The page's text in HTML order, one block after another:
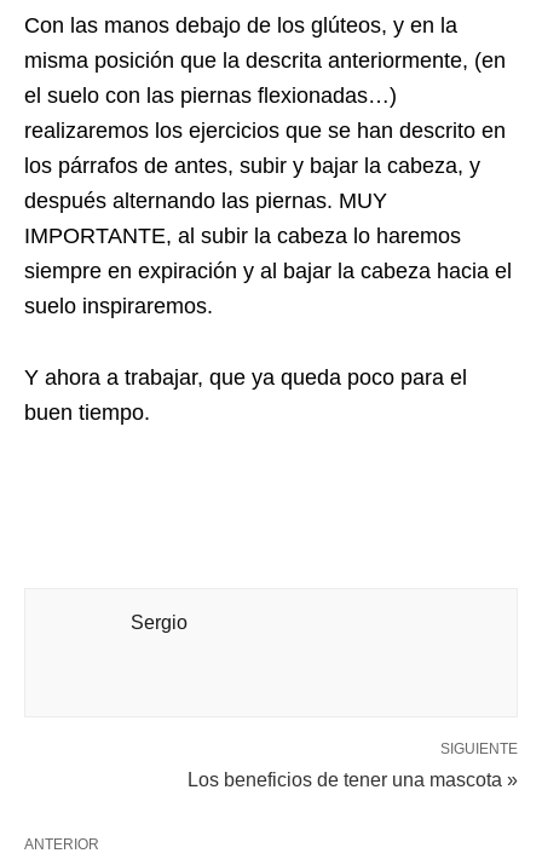
Con las manos debajo de los glúteos, y en la
misma posición que la descrita anteriormente, (en
el suelo con las piernas flexionadas…)
realizaremos los ejercicios que se han descrito en
los párrafos de antes, subir y bajar la cabeza, y
después alternando las piernas. MUY
IMPORTANTE, al subir la cabeza lo haremos
siempre en expiración y al bajar la cabeza hacia el
suelo inspiraremos.
Y ahora a trabajar, que ya queda poco para el
buen tiempo.
Sergio
SIGUIENTE
Los beneficios de tener una mascota »
ANTERIOR